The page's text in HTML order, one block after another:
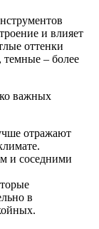
и влияет
оттенки
темные – более
важных
отражают
и соседними
в